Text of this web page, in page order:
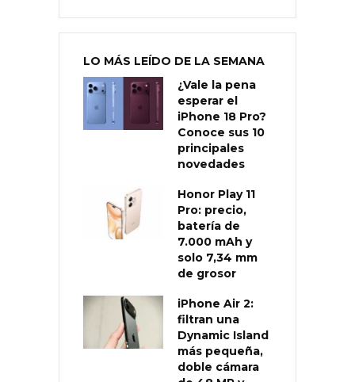
LO MÁS LEÍDO DE LA SEMANA
¿Vale la pena
esperar el
iPhone 18 Pro?
Conoce sus 10
principales
novedades
Honor Play 11
Pro: precio,
batería de
7.000 mAh y
solo 7,34 mm
de grosor
iPhone Air 2:
filtran una
Dynamic Island
más pequeña,
doble cámara